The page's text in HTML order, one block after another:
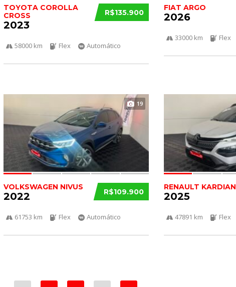
R$135.900
TOYOTA COROLLA
CROSS
2023
58000 km Flex Automático
FIAT ARGO
2026
33000 km Flex
19
R$109.900
VOLKSWAGEN NIVUS
2022
61753 km Flex Automático
RENAULT KARDIAN
2025
47891 km Flex